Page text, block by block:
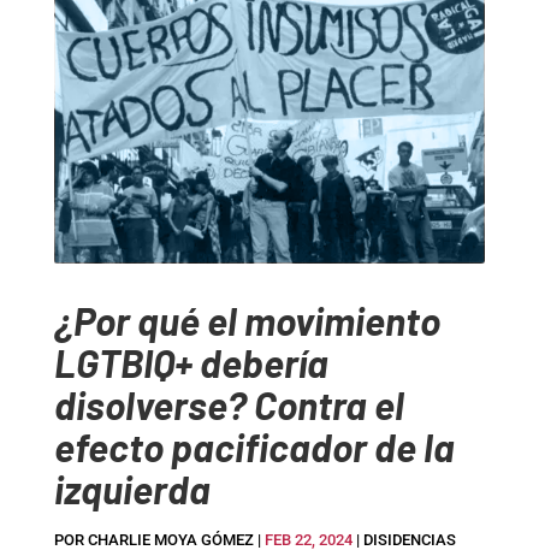
¿Por qué el movimiento
LGTBIQ+ debería
disolverse? Contra el
efecto pacificador de la
izquierda
POR CHARLIE MOYA GÓMEZ| FEB 22, 2024| DISIDENCIAS